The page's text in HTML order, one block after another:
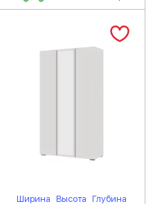
Ширина Высота Глубина